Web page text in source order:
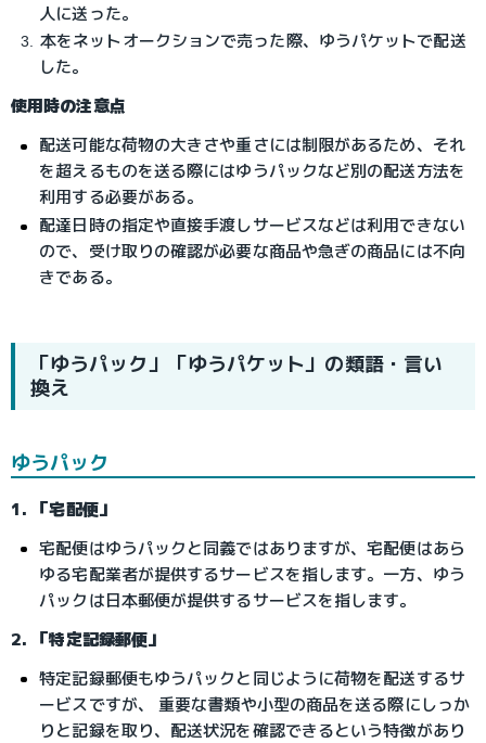
人に送った。
本をネットオークションで売った際、ゆうパケットで配送
した。
使用時の注意点
配送可能な荷物の大きさや重さには制限があるため、それ
を超えるものを送る際にはゆうパックなど別の配送方法を
利用する必要がある。
配達日時の指定や直接手渡しサービスなどは利用できない
ので、受け取りの確認が必要な商品や急ぎの商品には不向
きである。
「ゆうパック」「ゆうパケット」の類語・言い
換え
ゆうパック
1. 「宅配便」
宅配便はゆうパックと同義ではありますが、宅配便はあら
ゆる宅配業者が提供するサービスを指します。一方、ゆう
パックは日本郵便が提供するサービスを指します。
2. 「特定記録郵便」
特定記録郵便もゆうパックと同じように荷物を配送するサ
ービスですが、 重要な書類や小型の商品を送る際にしっか
りと記録を取り、配送状況を確認できるという特徴があり